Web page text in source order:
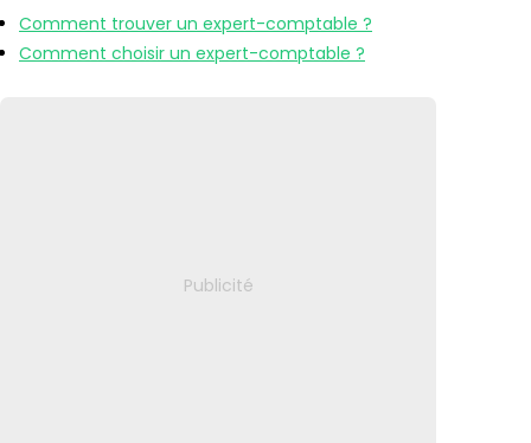
Comment trouver un expert-comptable ?
Comment choisir un expert-comptable ?